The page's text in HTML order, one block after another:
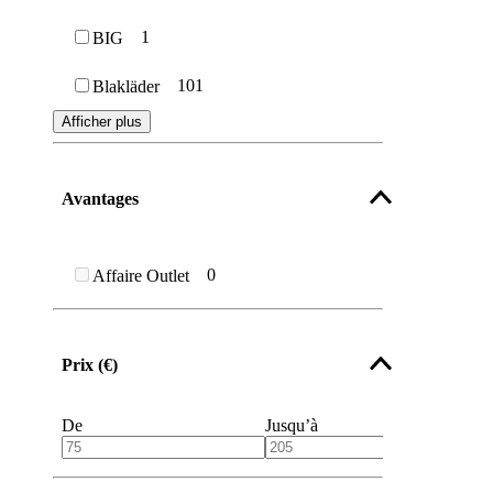
BIG 1
Blakläder 101
Afficher plus
Avantages
Affaire Outlet 0
Prix (€)
De Jusqu’à